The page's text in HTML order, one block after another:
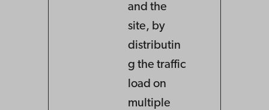
and the
site, by
distributin
g the traffic
load on
multiple